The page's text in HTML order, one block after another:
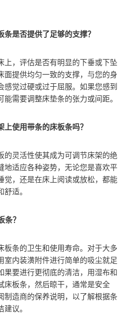
是否提供了足够的支撑？
上，评估是否有明显的下垂或下坠
面提供均匀一致的支撑，与您的身
感觉过硬或过于屈服。如果您感到
需要调整床垫条的张力或间距。
使用带条的床板条吗？
的灵活性使其成为可调节床架的绝
地适应各种姿势，无论您是喜欢平
觉，还是在床上阅读或放松，都能
适。
条？
板条的卫生和使用寿命。对于大多
室内装潢附件进行简单的吸尘就足
果要进行更彻底的清洁，用湿布和
床板条，然后晾干，通常是安全
制造商的保养说明，以了解根据条
议。